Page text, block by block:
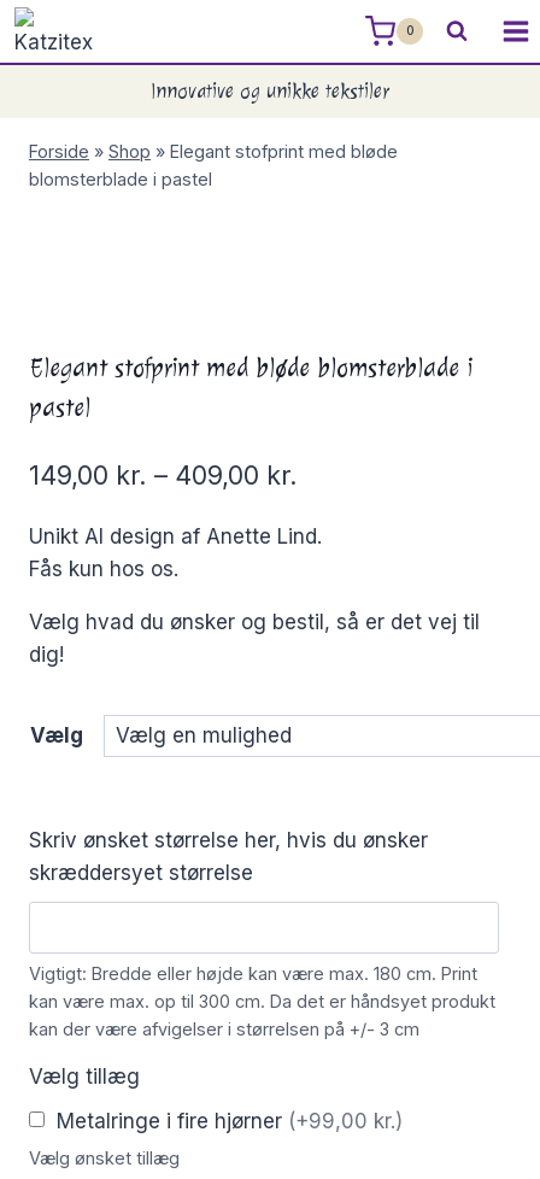
Skip
to
0
Innovative og unikke tekstiler
Forside » Shop » Elegant stofprint med bløde
blomsterblade i pastel
Elegant stofprint med bløde blomsterblade i
pastel
149,00 kr. – 409,00 kr.
Unikt AI design af Anette Lind.
Fås kun hos os.
Vælg hvad du ønsker og bestil, så er det vej til
dig!
Vælg
Skriv ønsket størrelse her, hvis du ønsker
skræddersyet størrelse
Vigtigt: Bredde eller højde kan være max. 180 cm. Print
kan være max. op til 300 cm. Da det er håndsyet produkt
kan der være afvigelser i størrelsen på +/- 3 cm
Vælg tillæg
Metalringe i fire hjørner (+99,00 kr.)
Vælg ønsket tillæg